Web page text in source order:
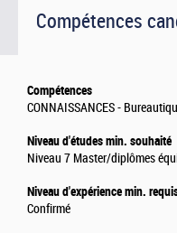
Compétences
Compétences
CONNAISSANCES -
Niveau d'études min. souhaité
Niveau 7 Master/diplômes
Niveau d'expérience min.
Confirmé